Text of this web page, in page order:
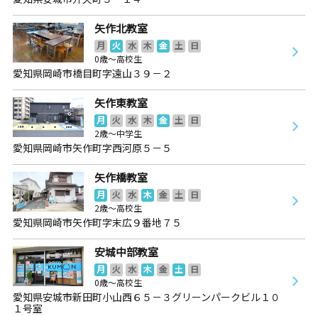
矢作北教室
月 火 水 木 金 土
日
0歳～高校生
愛知県岡崎市橋目町字遠山３９－２
矢作東教室
月 火 水 木 金 土
日
2歳～中学生
愛知県岡崎市矢作町字西河原５－５
矢作橋教室
月 火 水 木 金 土
日
2歳～高校生
愛知県岡崎市矢作町字末広９番地７５
安城中部教室
月 火 水 木 金 土
日
0歳～高校生
愛知県安城市新田町小山西６５－３グリーンパークビル１０
１号室